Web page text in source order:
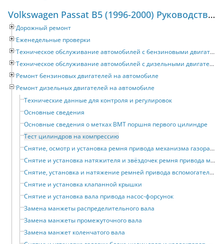
Volkswagen Passat B5 (1996-2000) Руководство по ремонту и техническому обслуживанию
Дорожный ремонт
Еженедельные проверки
Техническое обслуживание автомобилей с бензиновыми двигателями
Техническое обслуживание автомобилей с дизельными двигателями
Ремонт бензиновых двигателей на автомобиле
Ремонт дизельных двигателей на автомобиле
Технические данные для контроля и регулировок
Основные сведения
Основные сведения о метках ВМТ поршня первого цилиндре
Тест цилиндров на компрессию
Снятие, осмотр и установка ремня привода механизма газораспределения
Снятие и установка натяжителя и звёздочек ремня привода механизма газораспределения
Снятие, установка и натяжение ремней привода вспомогательных устройств
Снятие и установка клапанной крышки
Снятие и установка вала привода насос-форсунок
Замена манжеты распределительного вала
Замена манжеты промежуточного вала
Замена манжет коленчатого вала